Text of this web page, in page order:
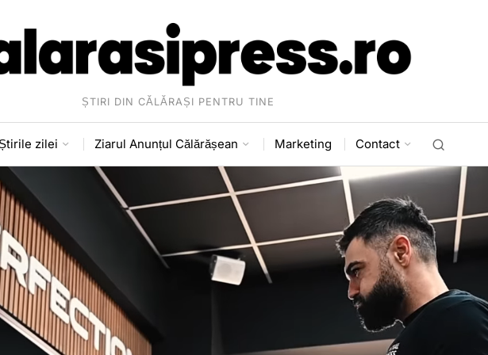
ȘTIRI DIN CĂLĂRAȘI PENTRU TINE
zilei Ziarul Anunțul Călărășean Marketing Contact